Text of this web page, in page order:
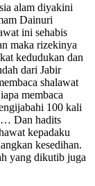
alam diyakini
Dainuri
ini sehabis
maka rizekinya
kedudukan dan
dari Jabir
shalawat
membaca
100 kali
Dan hadits
kepadaku
kesedihan.
yang dikutib juga